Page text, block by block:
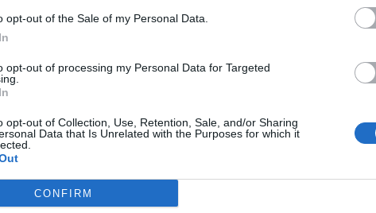
opt-out of the Sale of my Personal Data.
opt-out of processing my Personal Data for Targeted
opt-out of Collection, Use, Retention, Sale, and/or Sharing
Data that Is Unrelated with the Purposes for which it
CONFIRM
di riferimento. Metteremo in campo
dobbiamo ritrovare energie, prepareremo
tutta la nostra forza".
di appelli: siamo arrivati tutti insieme,
e poi la gara di ritorno. Li affronteremo al